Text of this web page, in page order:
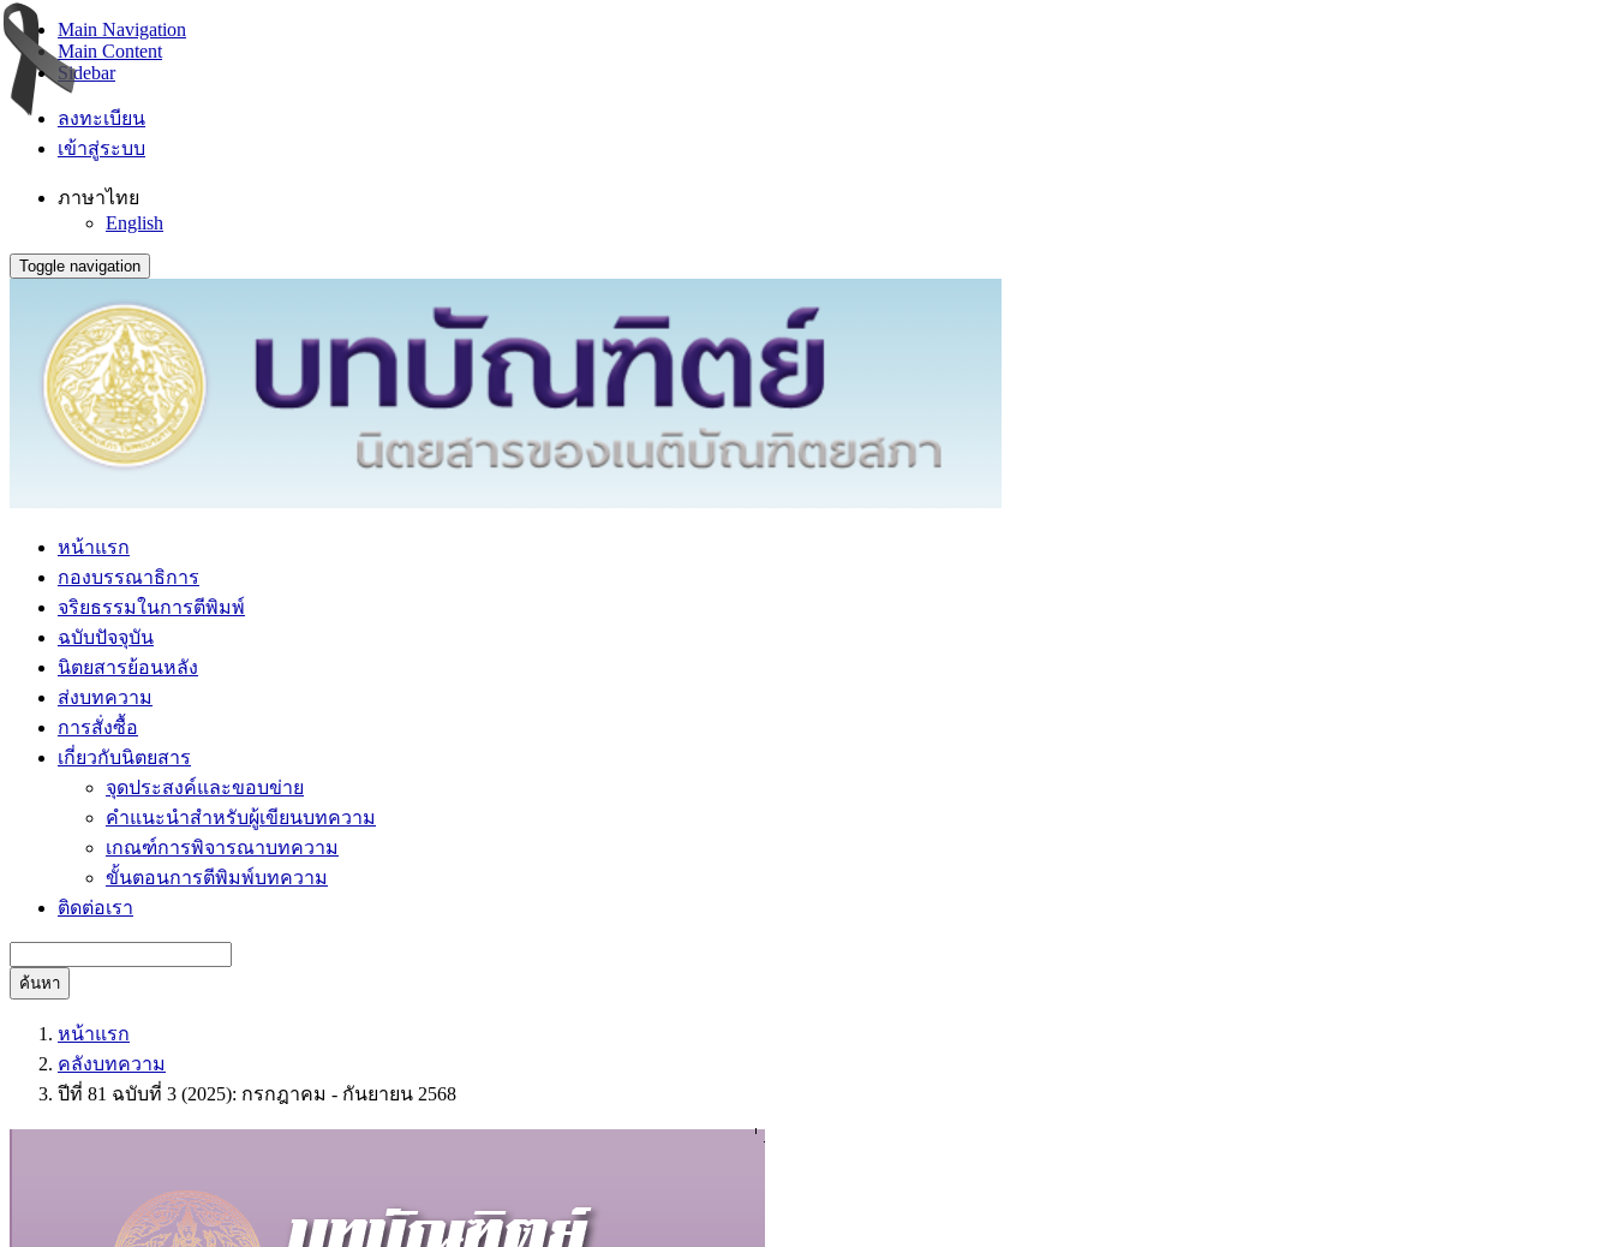
Main Navigation
Main Content
Sidebar
ลงทะเบียน
เข้าสู่ระบบ
ภาษาไทย
English
Toggle navigation
หน้าแรก
กองบรรณาธิการ
จริยธรรมในการตีพิมพ์
ฉบับปัจจุบัน
นิตยสารย้อนหลัง
ส่งบทความ
การสั่งซื้อ
เกี่ยวกับนิตยสาร
จุดประสงค์และขอบข่าย
คำแนะนำสำหรับผู้เขียนบทความ
เกณฑ์การพิจารณาบทความ
ขั้นตอนการตีพิมพ์บทความ
ติดต่อเรา
ค้นหา
หน้าแรก
คลังบทความ
ปีที่ 81 ฉบับที่ 3 (2025): กรกฎาคม - กันยายน 2568